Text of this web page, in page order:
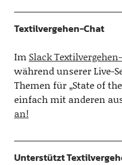
Textilvergehen-Chat
Im Slack
während unserer Live-
Themen für „State of
einfach mit anderen
an!
Unterstützt